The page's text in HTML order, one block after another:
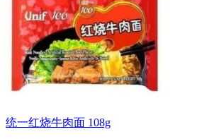
统一红烧牛肉面 108g